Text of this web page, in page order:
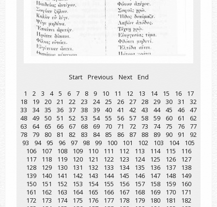
Start Previous Next
End
1
2 3 4 5 6 7 8 9 10 11 12 13 14 15 16
17
18
19 20 21 22 23 24 25 26 27 28 29 30 31
32
33
34 35 36 37 38 39 40 41 42 43 44 45 46
47
48
49 50 51 52 53 54 55 56 57 58 59 60 61
62
63
64 65 66 67 68 69 70 71 72 73 74 75 76
77
78
79 80 81 82 83 84 85 86 87 88 89 90 91
92
93
94 95 96 97 98 99 100 101 102 103 104
105
106
107 108 109 110 111 112 113 114 115
116
117
118 119 120 121 122 123 124 125 126
127
128
129 130 131 132 133 134 135 136 137
138
139
140 141 142 143 144 145 146 147 148
149
150
151 152 153 154 155 156 157 158 159
160
161
162 163 164 165 166 167 168 169 170
171
172
173 174 175 176 177 178 179 180 181
182